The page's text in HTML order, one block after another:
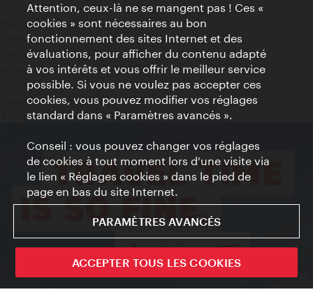
Contact
Mentions obligatoires
Charte sur le respect de la vie privée
Terms of Use
Accessibilité
Contact presse
Paramètres de cookies
© Copyright WienTourismus
Attention, ceux-là ne se mangent pas ! Ces «
cookies » sont nécessaires au bon
fonctionnement des sites Internet et des
évaluations, pour afficher du contenu adapté
à vos intérêts et vous offrir le meilleur service
possible. Si vous ne voulez pas accepter ces
cookies, vous pouvez modifier vos réglages
standard dans « Paramètres avancés ».
Conseil : vous pouvez changer vos réglages
de cookies à tout moment lors d'une visite via
le lien « Réglages cookies » dans le pied de
page en bas du site Internet.
PARAMÈTRES AVANCÉS
ACCEPTER TOUS LES COOKIES